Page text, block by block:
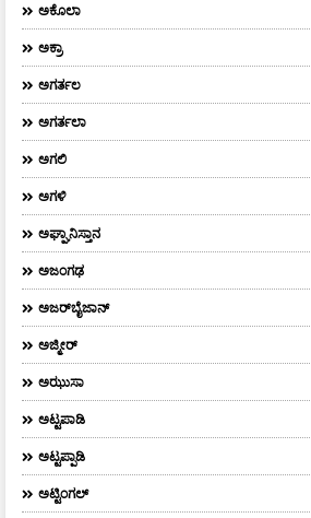
ಅಕೊಲಾ
ಅಕ್ರಾ
ಅಗರ್ತಲ
ಅಗರ್ತಲಾ
ಅಗಲಿ
ಅಗಳಿ
ಅಘ್ಘಾನಿಸ್ತಾನ
ಅಜಂಗಢ
ಅಜರ್‌ಬೈಜಾನ್
ಅಜ್ಮೀರ್
ಅಝುಸಾ
ಅಟ್ಟಪಾಡಿ
ಅಟ್ಟಪ್ಪಾಡಿ
ಅಟ್ಟಿಂಗಲ್